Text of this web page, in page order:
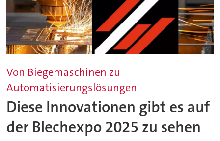
Von Biegemaschinen zu
Automatisierungslösungen
Diese Innovationen gibt es auf
der Blechexpo 2025 zu sehen